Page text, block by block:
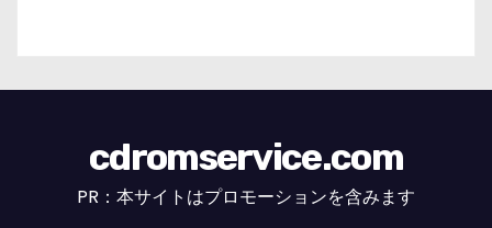
cdromservice.com
PR：本サイトはプロモーションを含みます